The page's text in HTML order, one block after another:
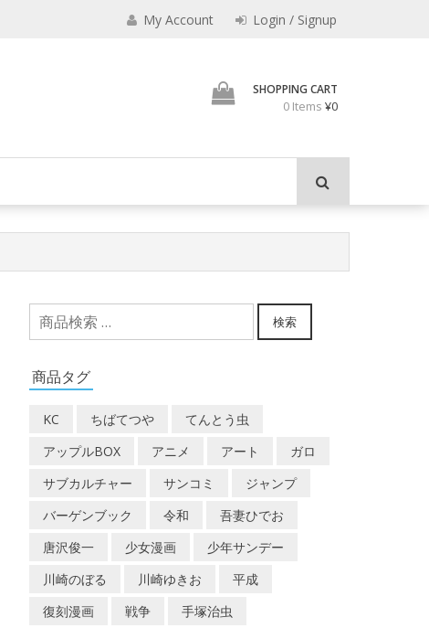
壁に耳あり障子にえなり
My Account Login / Signup
SHOPPING CART
0 Items ¥0
検
索
象:
検索
商品タグ
KC ちばてつや
てんとう虫
アップルBOX
アニメ アート
ガロ
サブカルチャー
サンコミ
ジャンプ
バーゲンブック
令和
吾妻ひでお
唐沢俊一
少女漫画
少年サンデー
川崎のぼる
川崎ゆきお
平成
復刻漫画
戦争
手塚治虫